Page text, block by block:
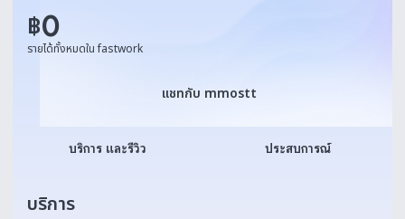
฿0
รายได้ทั้งหมดใน fastwork
แชทกับ mmostt
แชทกับ mmostt
บริการ และรีวิว ประสบการณ์
บริการ